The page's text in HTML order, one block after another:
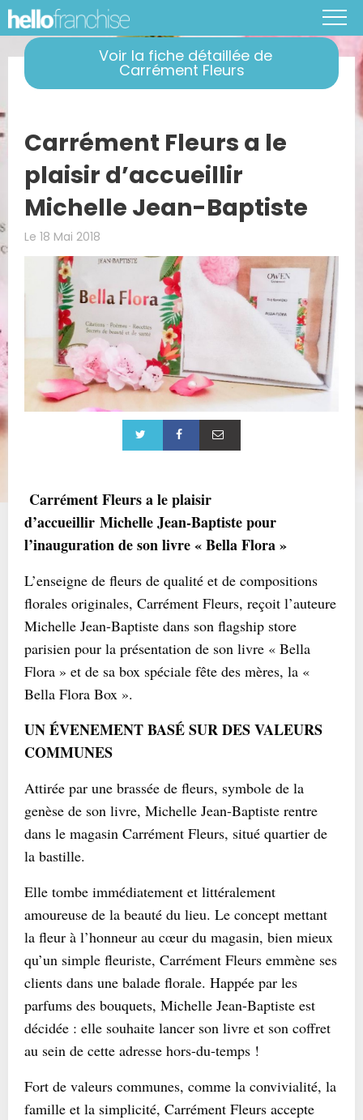
Voir la fiche détaillée de
Carrément Fleurs
Carrément Fleurs a le
plaisir d’accueillir
Michelle Jean-Baptiste
Le 18 Mai 2018
Carrément Fleurs a le plaisir
d’accueillir Michelle Jean-Baptiste pour
l’inauguration de son livre « Bella Flora »
L’enseigne de fleurs de qualité et de compositions
florales originales, Carrément Fleurs, reçoit l’auteure
Michelle Jean-Baptiste dans son flagship store
parisien pour la présentation de son livre « Bella
Flora » et de sa box spéciale fête des mères, la «
Bella Flora Box ».
UN ÉVENEMENT BASÉ SUR DES VALEURS
COMMUNES
Attirée par une brassée de fleurs, symbole de la
genèse de son livre, Michelle Jean-Baptiste rentre
dans le magasin Carrément Fleurs, situé quartier de
la bastille.
Elle tombe immédiatement et littéralement
amoureuse de la beauté du lieu. Le concept mettant
la fleur à l’honneur au cœur du magasin, bien mieux
qu’un simple fleuriste, Carrément Fleurs emmène ses
clients dans une balade florale. Happée par les
parfums des bouquets, Michelle Jean-Baptiste est
décidée : elle souhaite lancer son livre et son coffret
au sein de cette adresse hors-du-temps !
Fort de valeurs communes, comme la convivialité, la
famille et la simplicité, Carrément Fleurs accepte